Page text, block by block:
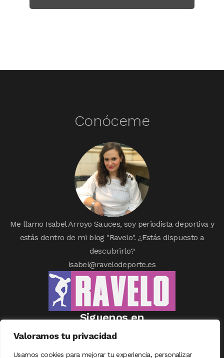
Valoramos tu privacidad
Usamos cookies para mejorar tu experiencia, personalizar
Conóceme
Me llamo Isabel Arroyo Sauces, soy periodista deportiva y
estás dentro de mi blog "Ravelo". ¿Estás dispuesto a
descubrirlo?
isabel@ravelodeporte.es
Siguenos en